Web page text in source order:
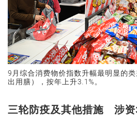
9月综合消费物价指数升幅最明显的
出用膳），按年上升3.1%。
三轮防疫及其他措施 涉